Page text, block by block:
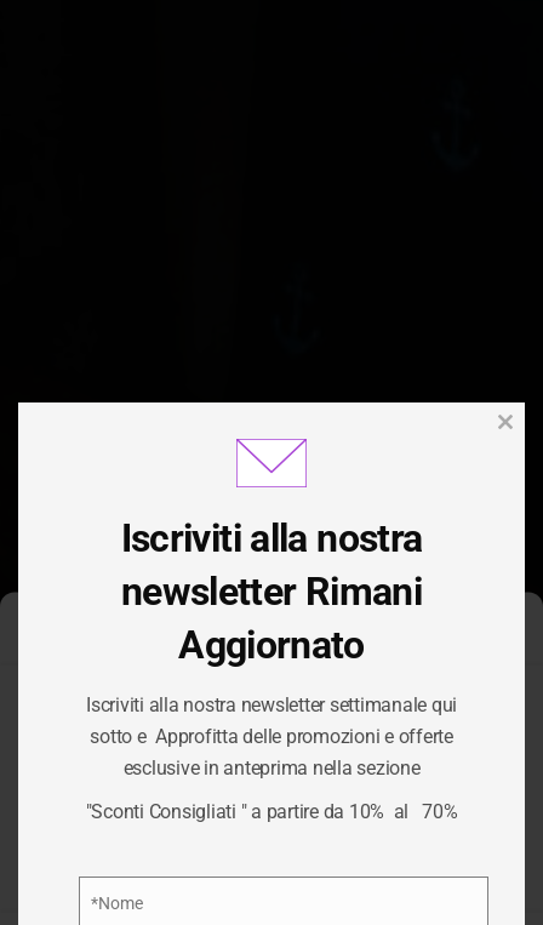
Gestisci Consenso Cookie
Per fornire le migliori esperienze, utilizziamo tecnologie come i
cookie per memorizzare e/o accedere alle informazioni del
dispositivo. Il consenso a queste tecnologie ci permetterà di
elaborare dati come il comportamento di navigazione o ID unici
TAG:CINTURINI
OROLOGIO
HOME
Iscriviti alla nostra
newsletter Rimani
Aggiornato
Iscriviti alla nostra newsletter settimanale qui
sotto e Approfitta delle promozioni e offerte
esclusive in anteprima nella sezione
"Sconti Consigliati " a partire da 10% al 70%
*Nome